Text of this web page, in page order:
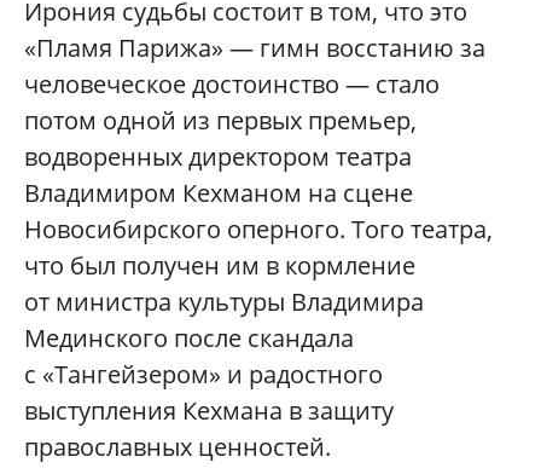
Ирония судьбы состоит в том, что это
«Пламя Парижа» — гимн восстанию за
человеческое достоинство — стало
потом одной из первых премьер,
водворенных директором театра
Владимиром Кехманом на сцене
Новосибирского оперного. Того театра,
что был получен им в кормление
от министра культуры Владимира
Мединского после скандала
с «Тангейзером» и радостного
выступления Кехмана в защиту
православных ценностей.